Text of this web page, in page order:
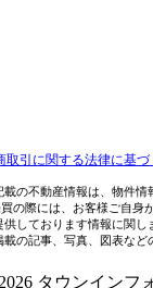
取引に関する法律に基
載の不動産情報は、物件
の際には、お客様ご自身
供しております情報に関し
載の記事、写真、図表な
タウンインフ